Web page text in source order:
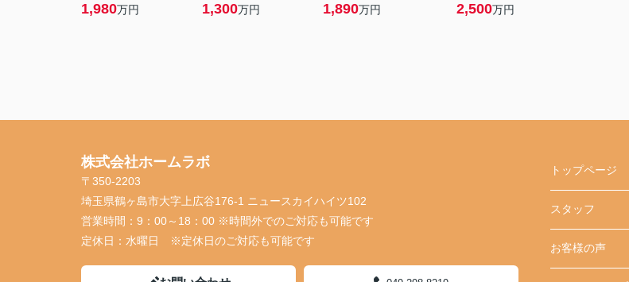
1,980万円 1,300万円 1,890万円 2,500万円
株式会社ホームラボ
〒350-2203
埼玉県鶴ヶ島市大字上広谷176-1 ニュースカイハイツ102
営業時間： 9：00～18：00 ※時間外でのご対応も可能です
定休日： 水曜日 ※定休日のご対応も可能です
トップページ
スタッフ
お客様の声